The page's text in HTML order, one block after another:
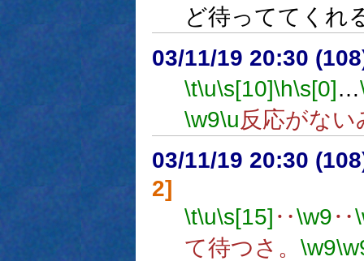
ど待っててくれ
03/11/19 20:30
\t\u\s[10]\h\s[0]…
\w9\u反応がな
03/11/19 20:30
2]
\t\u\s[15] ‥\w9‥
て待つさ。 \w9